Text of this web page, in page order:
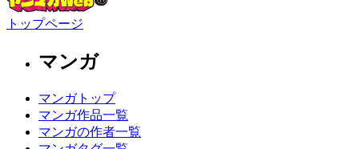
トップページ
マンガ
マンガトップ
マンガ作品一覧
マンガの作者一覧